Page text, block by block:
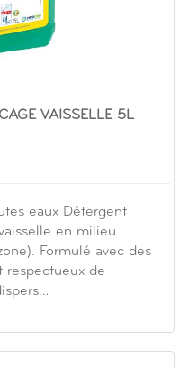
VAISSELLE 5L
eaux Détergent
en milieu
Formulé avec des
respectueux de